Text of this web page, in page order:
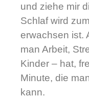
und ziehe mir
Schlaf wird
erwachsen ist.
man Arbeit,
Kinder – hat,
Minute, die
kann.